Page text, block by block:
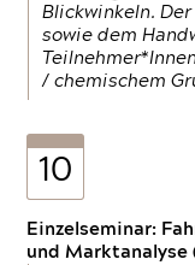
Blickwinkeln.
sowie dem
/ chemischem
10
Einzelseminar:
und Marktanalyse